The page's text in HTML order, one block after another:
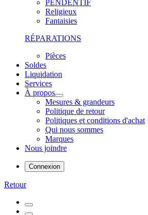
PENDENTIF
Religieux
Fantaisies
RÉPARATIONS
Pièces
Soldes
Liquidation
Services
À propos
Mesures & grandeurs
Politique de retour
Politiques et conditions d'achat
Qui nous sommes
Marques
Nous joindre
Connexion
Retour